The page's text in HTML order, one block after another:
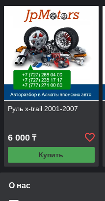
Руль x-trail 2001-2007
6 000 ₸
Купить
О нас